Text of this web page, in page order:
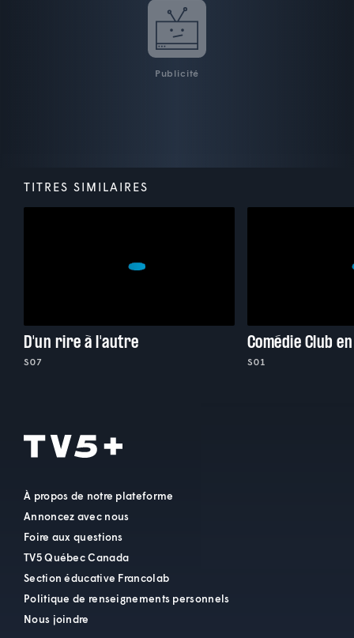
Publicité
TITRES SIMILAIRES
D'un rire à l'autre
S07
Comédie Club
S01
À propos de notre plateforme
Annoncez avec nous
Foire aux questions
TV5 Québec Canada
Section éducative Francolab
Politique de renseignements personnels
Nous joindre